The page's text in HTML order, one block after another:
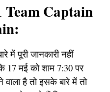
Team Captain
में पूरी जानकारी नहीं
17 मई को शाम 7:30 पर
है तो इसके बारे में तो